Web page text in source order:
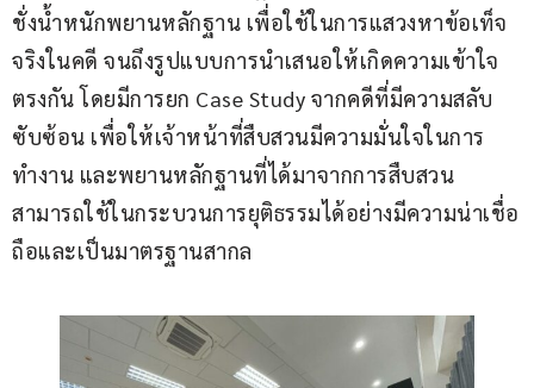
ชั่งน้ำหนักพยานหลักฐาน เพื่อใช้ในการแสวงหาข้อเท็จ
จริงในคดี จนถึงรูปแบบการนำเสนอให้เกิดความเข้าใจ
ตรงกัน โดยมีการยก Case Study จากคดีที่มีความสลับ
ซับซ้อน เพื่อให้เจ้าหน้าที่สืบสวนมีความมั่นใจในการ
ทำงาน และพยานหลักฐานที่ได้มาจากการสืบสวน
สามารถใช้ในกระบวนการยุติธรรมได้อย่างมีความน่าเชื่อ
ถือและเป็นมาตรฐานสากล